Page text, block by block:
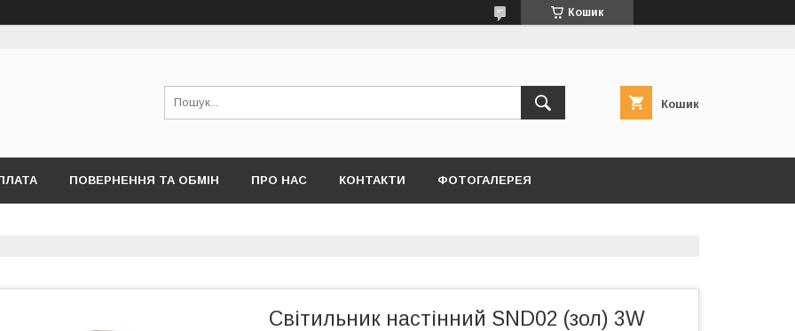
Кошик
Кошик
ПОВЕРНЕННЯ ТА ОБМІН ПРО НАС КОНТАКТИ ФОТОГАЛЕРЕЯ
Світильник настінний SND02 (зол) 3W